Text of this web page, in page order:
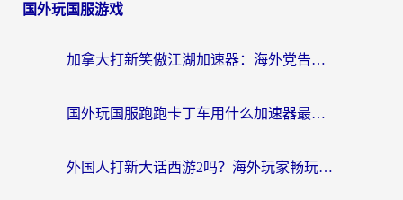
国外玩国服游戏
加拿大打新笑傲江湖加速器：海外党告别延迟卡顿的实用指南
国外玩国服跑跑卡丁车用什么加速器最好？2026真实玩家亲测避坑指南
外国人打新大话西游2吗？海外玩家畅玩国服游戏的终极加速器指南